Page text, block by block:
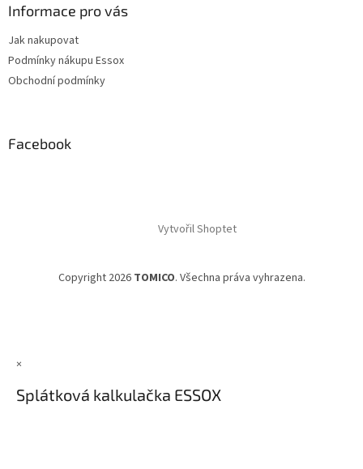
Informace pro vás
Jak nakupovat
Podmínky nákupu Essox
Obchodní podmínky
Facebook
Vytvořil Shoptet
Copyright 2026 TOMICO. Všechna práva vyhrazena.
×
Splátková kalkulačka ESSOX